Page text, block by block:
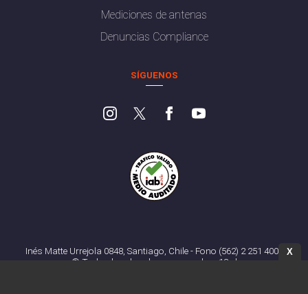
Mediciones de antenas
Denuncias Compliance
SÍGUENOS
Inés Matte Urrejola 0848, Santiago, Chile - Fono (562) 2 251 4000
© Todos los derechos reservados. 13.cl
X